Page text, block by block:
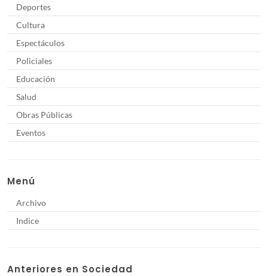
Deportes
Cultura
Espectáculos
Policiales
Educación
Salud
Obras Públicas
Eventos
Menú
Archivo
Indice
Anteriores en Sociedad